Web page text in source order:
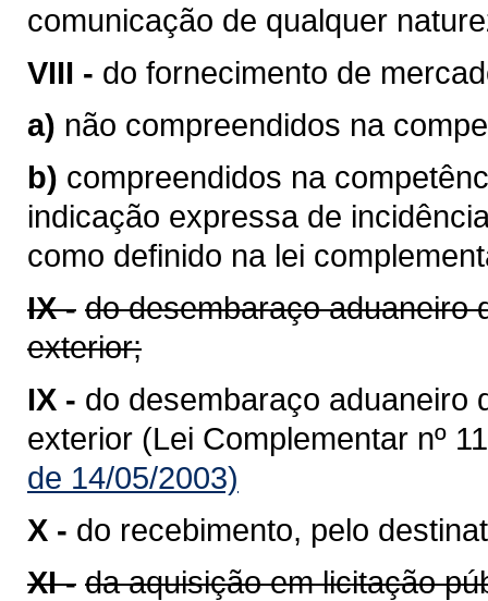
comunicação de qualquer
VIII - do fornecimento de
a) não compreendidos na
b) compreendidos na
indicação expressa de
como definido na lei
IX - do desembaraço aduaneiro
exterior;
IX - do desembaraço aduaneiro
exterior (Lei Complementar nº
de 14/05/2003)
X - do recebimento, pelo
XI - da aquisição em licitação